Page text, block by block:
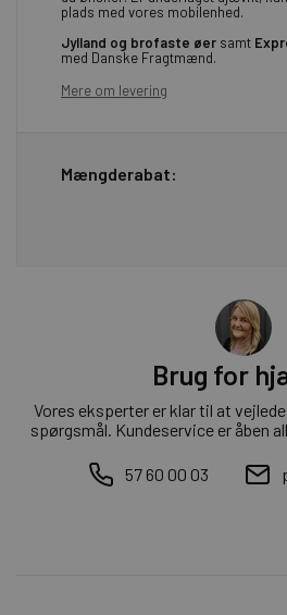
plads med vores mobilenhed.
Jylland og brofaste øer samt
med Danske Fragtmænd.
Mere om levering
Mængderabat:
Brug for
Vores eksperter er klar til at
spørgsmål. Kundeservice er åben
57 60 00 03